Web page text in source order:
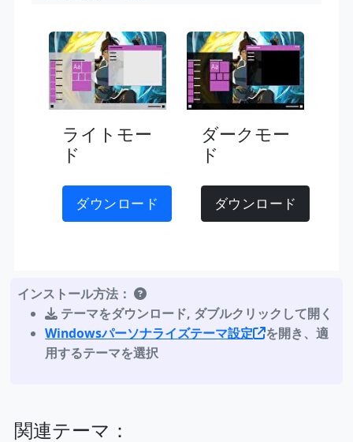
ライトモー
ド
ダウンロード
ダークモー
ド
ダウンロード
インストール方法：
テーマをダウンロード, ダブルクリックして開く
Windowsパーソナライズテーマ設定
を開き、適
用するテーマを選択
関連テーマ：